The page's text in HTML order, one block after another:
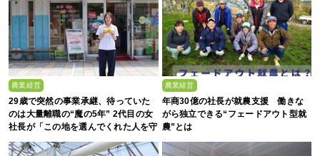
農業経営
29歳で突然の事業承継、待っていた
のは大量離職の“魔の5年” 2代目の女
社長が「この地を選んでくれた人を守
る」と誓った日
農業経営
年商30億の社長が就農支援 働きな
がら独立できる“フェードアウト型就
農”とは